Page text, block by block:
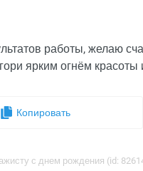
работы, желаю
ярким огнём красоты
Копировать
с днем рождения (id: